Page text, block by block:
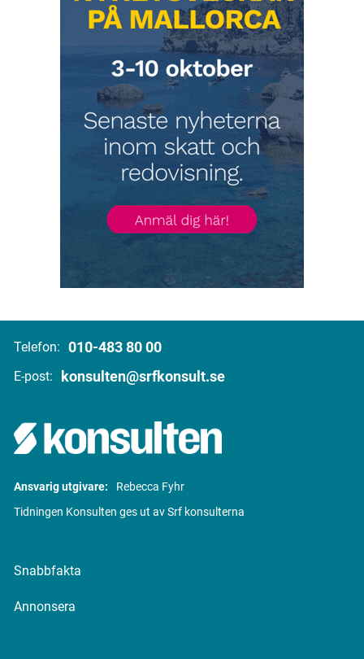
Telefon: 010-483 80 00
E-post: konsulten@srfkonsult.se
Ansvarig utgivare:
Rebecca Fyhr
Tidningen Konsulten ges ut av Srf konsulterna
Snabbfakta
Annonsera